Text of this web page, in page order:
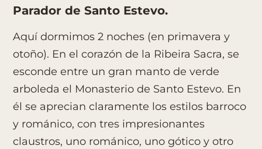
Parador de Santo Estevo.
Aquí dormimos 2 noches (en primavera y
otoño). En el corazón de la Ribeira Sacra, se
esconde entre un gran manto de verde
arboleda el Monasterio de Santo Estevo. En
él se aprecian claramente los estilos barroco
y románico, con tres impresionantes
claustros, uno románico, uno gótico y otro